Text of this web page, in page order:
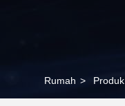
Rumah > Produk